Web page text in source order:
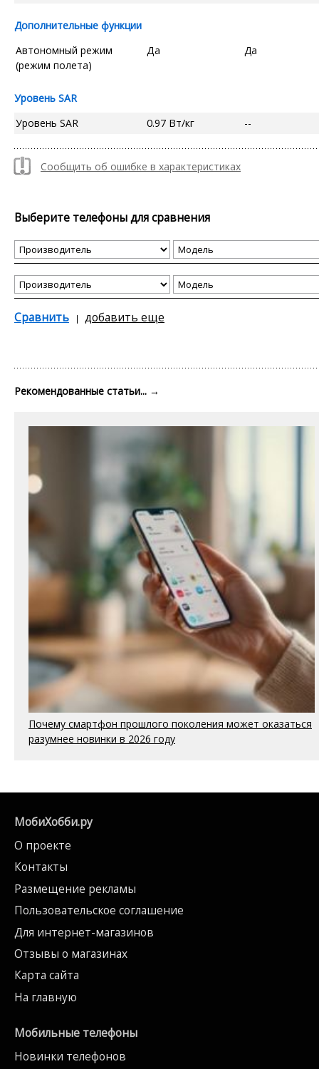
Дополнительные функции
Автономный режим
(режим полета)
Да Да
Уровень SAR
Уровень SAR
0.97 Вт/кг --
Сообщить об ошибке в характеристиках
Выберите телефоны для сравнения
Сравнить добавить еще
Рекомендованные статьи... →
Почему смартфон прошлого поколения может оказаться
разумнее новинки в 2026 году
МобиХобби.ру
О проекте
Контакты
Размещение рекламы
Пользовательское соглашение
Для интернет-магазинов
Отзывы о магазинах
Карта сайта
На главную
Мобильные телефоны
Новинки телефонов